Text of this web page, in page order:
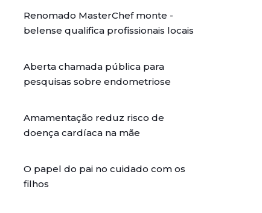
Renomado MasterChef monte -
belense qualifica profissionais locais
Aberta chamada pública para
pesquisas sobre endometriose
Amamentação reduz risco de
doença cardíaca na mãe
O papel do pai no cuidado com os
filhos